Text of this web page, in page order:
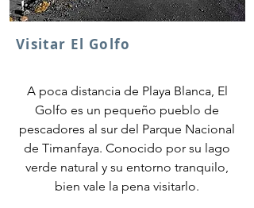
Visitar El Golfo
A poca distancia de Playa Blanca, El
Golfo es un pequeño pueblo de
pescadores al sur del Parque Nacional
de Timanfaya. Conocido por su lago
verde natural y su entorno tranquilo,
bien vale la pena visitarlo.